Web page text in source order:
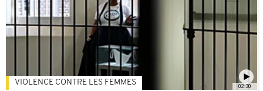
02:30
VIOLENCE CONTRE LES FEMMES